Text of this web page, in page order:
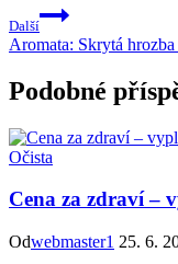
Další
Aromata: Skrytá
Podobné
Očista
Cena za zdraví –
Odwebmaster1 25. 6.